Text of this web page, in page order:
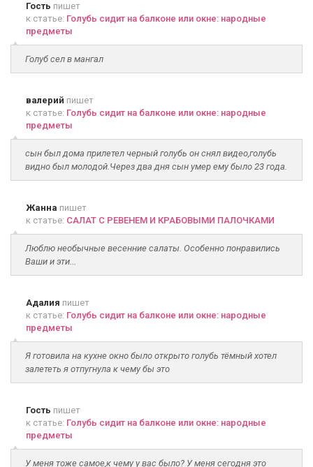
Гость пишет
к статье: Голубь сидит на балконе или окне: народные
предметы
Голуб сел в мангал
валерий пишет
к статье: Голубь сидит на балконе или окне: народные
предметы
сын был дома прилетел черный голубь он снял видео,голубь
видно был молодой.Через два дня сын умер ему было 23 года.
Жанна пишет
к статье: САЛАТ С РЕВЕНЕМ И КРАБОВЫМИ ПАЛОЧКАМИ
Люблю необычные весенние салаты. Особенно понравились
Ваши и эти...
Адалия пишет
к статье: Голубь сидит на балконе или окне: народные
предметы
Я готовила на кухне окно было открыто голубь тёмный хотел
залететь я отпугнула к чему бы это
Гость пишет
к статье: Голубь сидит на балконе или окне: народные
предметы
У меня тоже самое,к чему у вас было? У меня сегодня это